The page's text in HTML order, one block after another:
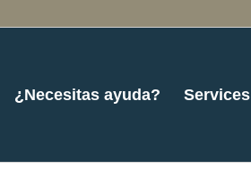
¿Necesitas ayuda? Services